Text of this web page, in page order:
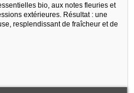
bio, aux notes fleuries et
extérieures. Résultat : une
resplendissant de fraîcheur et de